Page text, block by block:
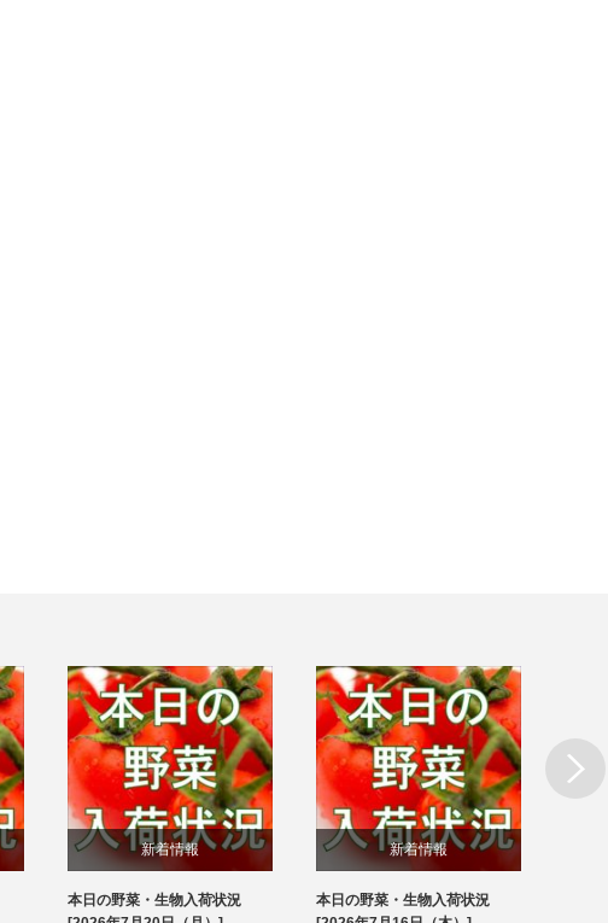
新着情報
ブログ
本日の野菜・生物入荷状況
新着情報
ブログ
本日の野菜・生物入荷状況
Next